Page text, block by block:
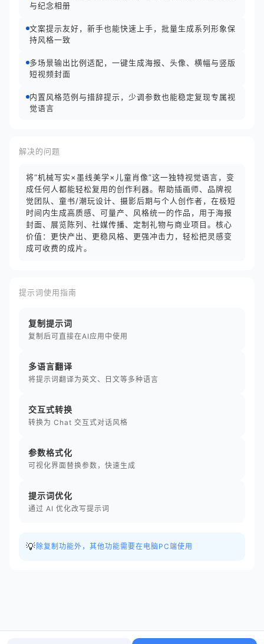
与纪念相册
文案提示友好，新手也能快速上手，批量生成系列形象保
持风格一致
多场景输出比例适配，一键生成海报、头像、横幅与竖版
短视频封面
内置风格范例与措辞提示，少调参数也能稳定复现专属视
觉语言
解决的问题
将“机械写实×墨线美学×儿童肖像”这一独特视觉语言，变
成任何人都能轻松复用的创作利器。帮助插画师、品牌视
觉团队、童书/潮玩设计、摄影后期与个人创作者，在极短
时间内生成高质感、可量产、风格统一的作品，用于海报
封面、展览陈列、社媒传播、定制礼物与商业项目。核心
价值：更快产出、更稳风格、更强冲击力，轻松把灵感变
成可收费的成片。
提示词使用指南
复制提示词
复制后可直接在AI应用中使用
多语言翻译
将提示词翻译为英文、日文等多种语言
交互式转换
转换为 Chat 交互式对话风格
参数格式化
可视化界面替换参数，快速生成
提示词优化
通过 AI 优化改写提示词
💡 除复制功能外，其他功能需要在电脑PC端使用